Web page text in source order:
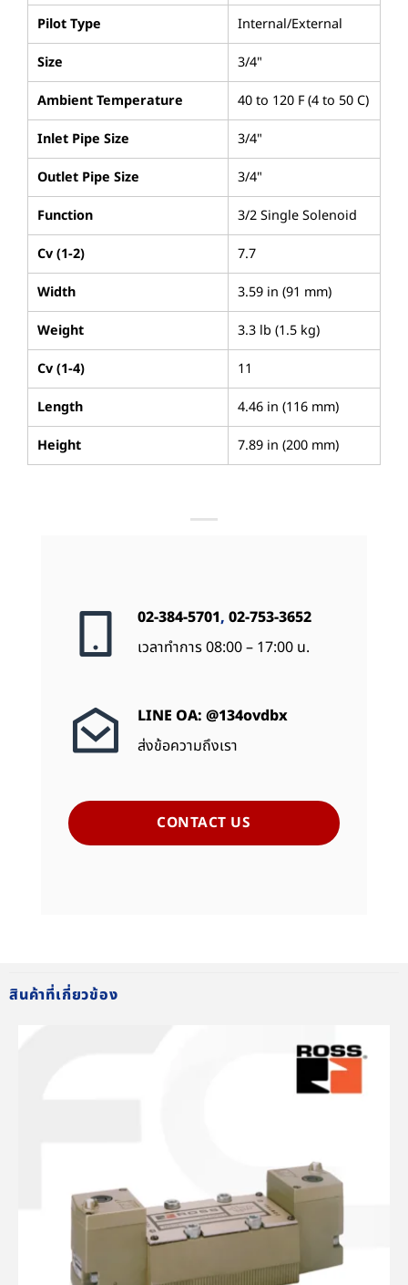
Pilot Type
Internal/External
Size
3/4"
Ambient Temperature
40 to 120 F (4 to 50 C)
Inlet Pipe Size
3/4"
Outlet Pipe Size
3/4"
Function
3/2 Single Solenoid
Cv (1-2)
7.7
Width
3.59 in (91 mm)
Weight
3.3 lb (1.5 kg)
Cv (1-4)
11
Length
4.46 in (116 mm)
Height
7.89 in (200 mm)
02-384-5701, 02-753-3652
เวลาทำการ 08:00 – 17:00 น.
LINE OA: @134ovdbx
ส่งข้อความถึงเรา
CONTACT US
สินค้าที่เกี่ยวข้อง